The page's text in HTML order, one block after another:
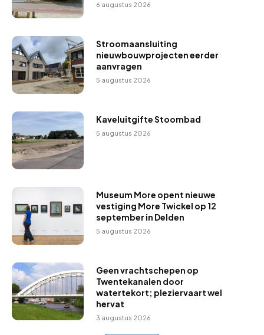
6 augustus 2026
Stroomaansluiting
nieuwbouwprojecten eerder
aanvragen
5 augustus 2026
Kaveluitgifte Stoombad
5 augustus 2026
Museum More opent nieuwe
vestiging More Twickel op 12
september in Delden
5 augustus 2026
Geen vrachtschepen op
Twentekanalen door
watertekort; pleziervaart wel
hervat
3 augustus 2026